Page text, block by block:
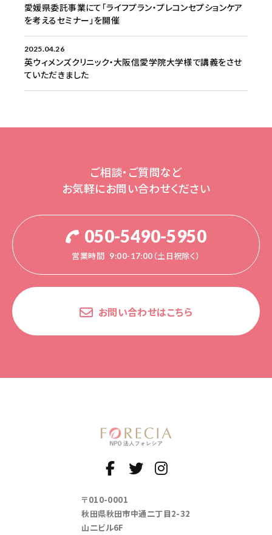
愛媛県委託事業にて「ライフプラン・プレコンセプションケア
を考えるセミナー」を開催
2025.04.26
英ウィメンズクリニック・大阪信愛学院大学様で講義をさせ
ていただきました
ご相談・ご質問など
お気軽にお問い合わせください
050-5490-5950
営業時間 9:00-17:00（土日祝除く）
お問い合わせはこちら
〒010-0001
秋田県秋田市中通二丁目2-32
山二ビル6F